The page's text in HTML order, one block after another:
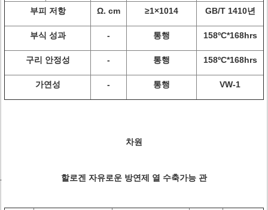
부피 저항 Ω. cm ≥1×1014 GB/T 1410년
부식 성과 - 통행 158ºC*168hrs
구리 안정성 - 통행 158ºC*168hrs
가연성 - 통행 VW-1
차원
할로겐 자유로운 방연제 열 수축가능 관